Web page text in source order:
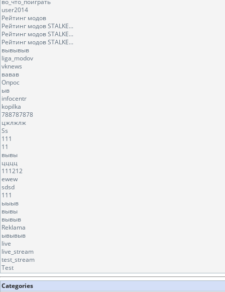
во_что_поиграть
user2014
Рейтинг модов
Рейтинг модов STALKE...
Рейтинг модов STALKE...
Рейтинг модов STALKE...
вывывыв
liga_modov
vknews
вавав
Опрос
ыв
infocentr
kopilka
788787878
цжлжлж
Ss
111
11
вывы
цццц
111212
ewew
sdsd
111
ыыыв
вывы
вывыв
Reklama
ывывыв
live
live_stream
test_stream
Test
Categories